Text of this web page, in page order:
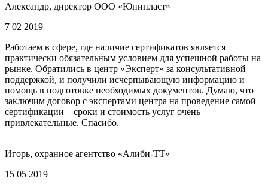
Александр, директор ООО «Юнипласт»
7 02 2019
Работаем в сфере, где наличие сертификатов является
практически обязательным условием для успешной работы на
рынке. Обратились в центр «Эксперт» за консультативной
поддержкой, и получили исчерпывающую информацию и
помощь в подготовке необходимых документов. Думаю, что
заключим договор с экспертами центра на проведение самой
сертификации – сроки и стоимость услуг очень
привлекательные. Спасибо.
Игорь, охранное агентство «Алиби-ТТ»
15 05 2019